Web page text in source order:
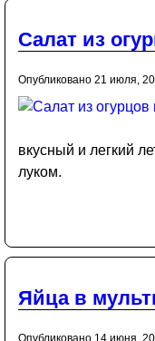
Салат из
Опубликовано 21 июля,
вкусный и легкий
луком.
Яйца в
Опубликовано 14 июня,